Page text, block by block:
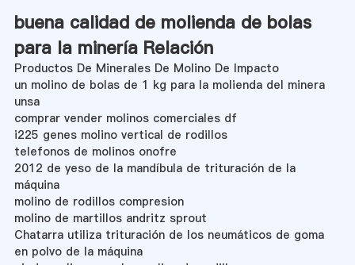
buena calidad de molienda de bolas
para la minería Relación
Productos De Minerales De Molino De Impacto
un molino de bolas de 1 kg para la molienda del minera
unsa
comprar vender molinos comerciales df
i225 genes molino vertical de rodillos
telefonos de molinos onofre
2012 de yeso de la mandíbula de trituración de la
máquina
molino de rodillos compresion
molino de martillos andritz sprout
Chatarra utiliza trituración de los neumáticos de goma
en polvo de la máquina